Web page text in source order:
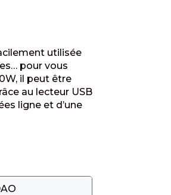
utilisée
pour vous
il peut être
au lecteur USB
ligne et d’une